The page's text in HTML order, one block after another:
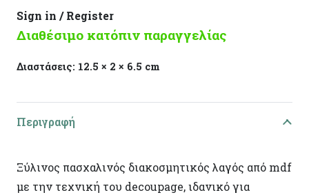
Sign in / Register
Διαθέσιμο κατόπιν παραγγελίας
Διαστάσεις: 12.5 × 2 × 6.5 cm
Περιγραφή
Ξύλινος πασχαλινός διακοσμητικός λαγός από mdf
με την τεχνική του decoupage, ιδανικό για